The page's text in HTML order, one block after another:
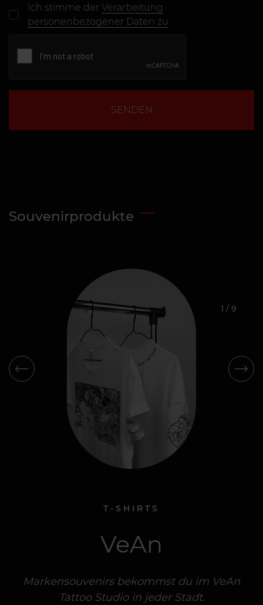
Ich stimme derVerarbeitung
personenbezogener Daten zu
SENDEN
Souvenirprodukte
VeAn
T-SHIRTS
VeAn
Markensouvenirs bekommst du im VeAn
Tattoo Studio in jeder Stadt.
VeAn
VeAn
VeAn
VeAn
VeAn
VeAn
VeAn
VeAn
T-SHIRTS
VeAn
1 / 9